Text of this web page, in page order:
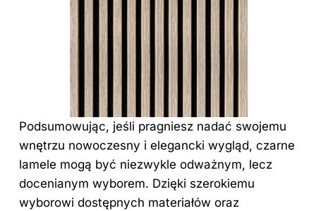
Podsumowując, jeśli pragniesz nadać swojemu
wnętrzu nowoczesny i elegancki wygląd, czarne
lamele mogą być niezwykle odważnym, lecz
docenianym wyborem. Dzięki szerokiemu
wyborowi dostępnych materiałów oraz